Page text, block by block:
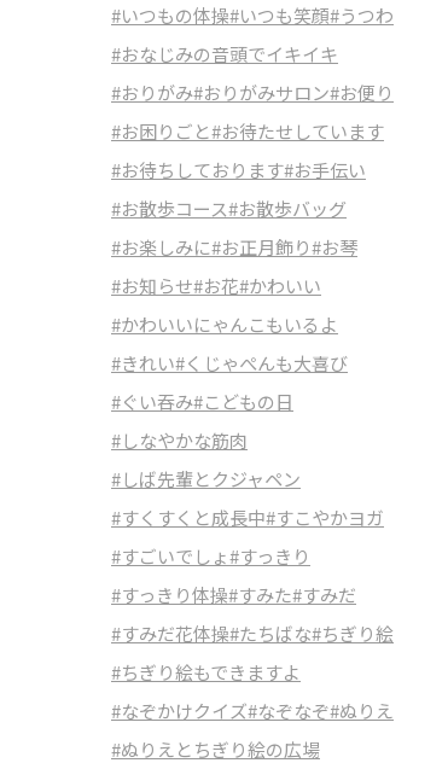
#いつもの体操#いつも笑顔#うつわ
#おなじみの音頭でイキイキ
#おりがみ#おりがみサロン#お便り
#お困りごと#お待たせしています
#お待ちしております#お手伝い
#お散歩コース#お散歩バッグ
#お楽しみに#お正月飾り#お琴
#お知らせ#お花#かわいい
#かわいいにゃんこもいるよ
#きれい#くじゃぺんも大喜び
#ぐい吞み#こどもの日
#しなやかな筋肉
#しば先輩とクジャペン
#すくすくと成長中#すこやかヨガ
#すごいでしょ#すっきり
#すっきり体操#すみた#すみだ
#すみだ花体操#たちばな#ちぎり絵
#ちぎり絵もできますよ
#なぞかけクイズ#なぞなぞ#ぬりえ
#ぬりえとちぎり絵の広場